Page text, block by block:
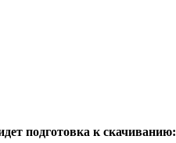
подготовка к скачиванию: